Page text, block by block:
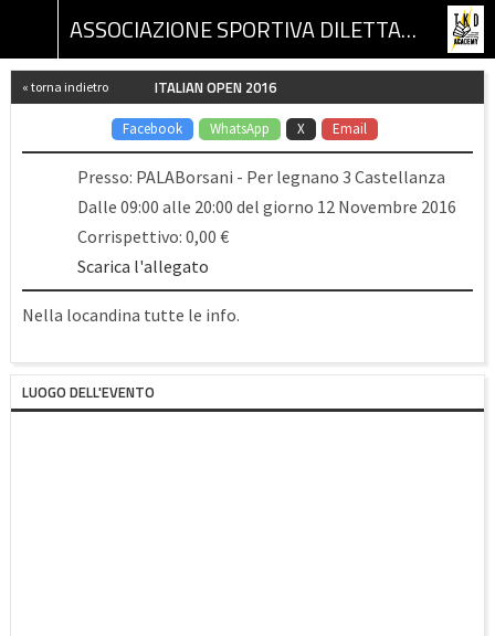
ASSOCIAZIONE SPORTIVA DILETTANTISTICA TKD ACADEMY
« torna indietro ITALIAN OPEN 2016
Facebook WhatsApp X Email
Presso: PALABorsani - Per legnano 3 Castellanza
Dalle 09:00 alle 20:00 del giorno 12 Novembre 2016
Corrispettivo: 0,00 €
Scarica l'allegato
Nella locandina tutte le info.
LUOGO DELL'EVENTO